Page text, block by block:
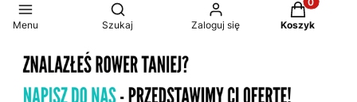
Menu
Otwórz wyszukiwarkę
Szukaj Zaloguj się
Produkty
Koszyk